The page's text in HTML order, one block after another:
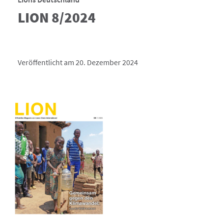
LION 8/2024
Veröffentlicht am 20. Dezember 2024